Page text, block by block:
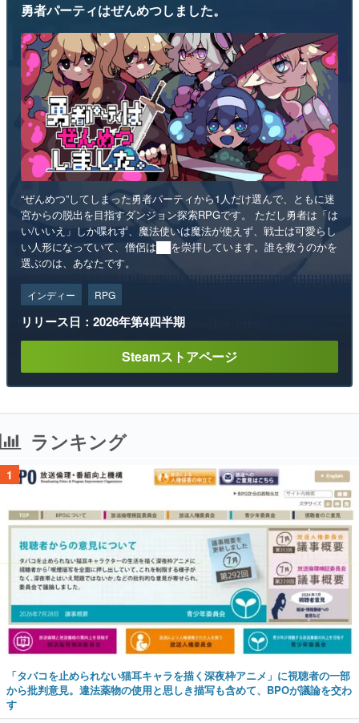
勇者パーティはぜんめつしました。
“ぜんめつ”してしまった勇者パーティから1人だけ選んで、ともに迷
宮からの脱出を目指すダンジョン探索RPGです。 ただし勇者は「は
い/いいえ」しか喋れず、魔法使いは魔法が使えず、戦士は可愛らし
い人形になっていて、僧侶は██を崇拝しています。誰を救うのかを
選ぶのは、あなたです。
インディー RPG
リリース日：2026年第4四半期
Steamストアページ
ランキング
1
「タバコを止められない猫耳キャラを描く深夜枠アニメ」に視聴者の一部
から批判意見。違法薬物の使用と思しき描写も含めて、BPOが議論を交わ
す